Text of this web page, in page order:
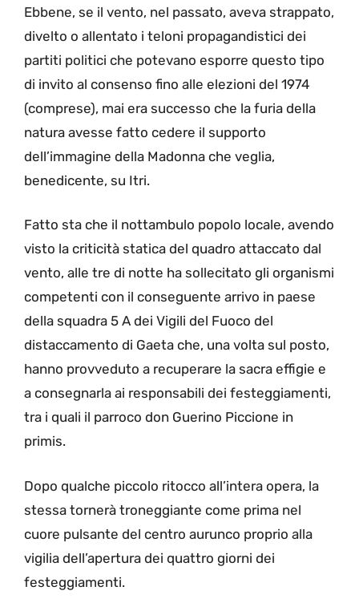
Ebbene, se il vento, nel passato, aveva strappato,
divelto o allentato i teloni propagandistici dei
partiti politici che potevano esporre questo tipo
di invito al consenso fino alle elezioni del 1974
(comprese), mai era successo che la furia della
natura avesse fatto cedere il supporto
dell’immagine della Madonna che veglia,
benedicente, su Itri.
Fatto sta che il nottambulo popolo locale, avendo
visto la criticità statica del quadro attaccato dal
vento, alle tre di notte ha sollecitato gli organismi
competenti con il conseguente arrivo in paese
della squadra 5 A dei Vigili del Fuoco del
distaccamento di Gaeta che, una volta sul posto,
hanno provveduto a recuperare la sacra effigie e
a consegnarla ai responsabili dei festeggiamenti,
tra i quali il parroco don Guerino Piccione in
primis.
Dopo qualche piccolo ritocco all’intera opera, la
stessa tornerà troneggiante come prima nel
cuore pulsante del centro aurunco proprio alla
vigilia dell’apertura dei quattro giorni dei
festeggiamenti.